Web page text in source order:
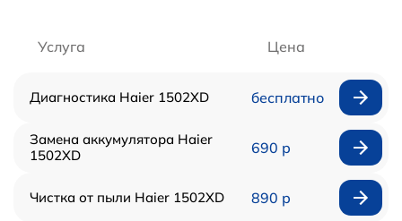
Услуга Цена
Диагностика Haier 1502XD бесплатно
Замена аккумулятора Haier
1502XD
690 р
Чистка от пыли Haier 1502XD 890 р